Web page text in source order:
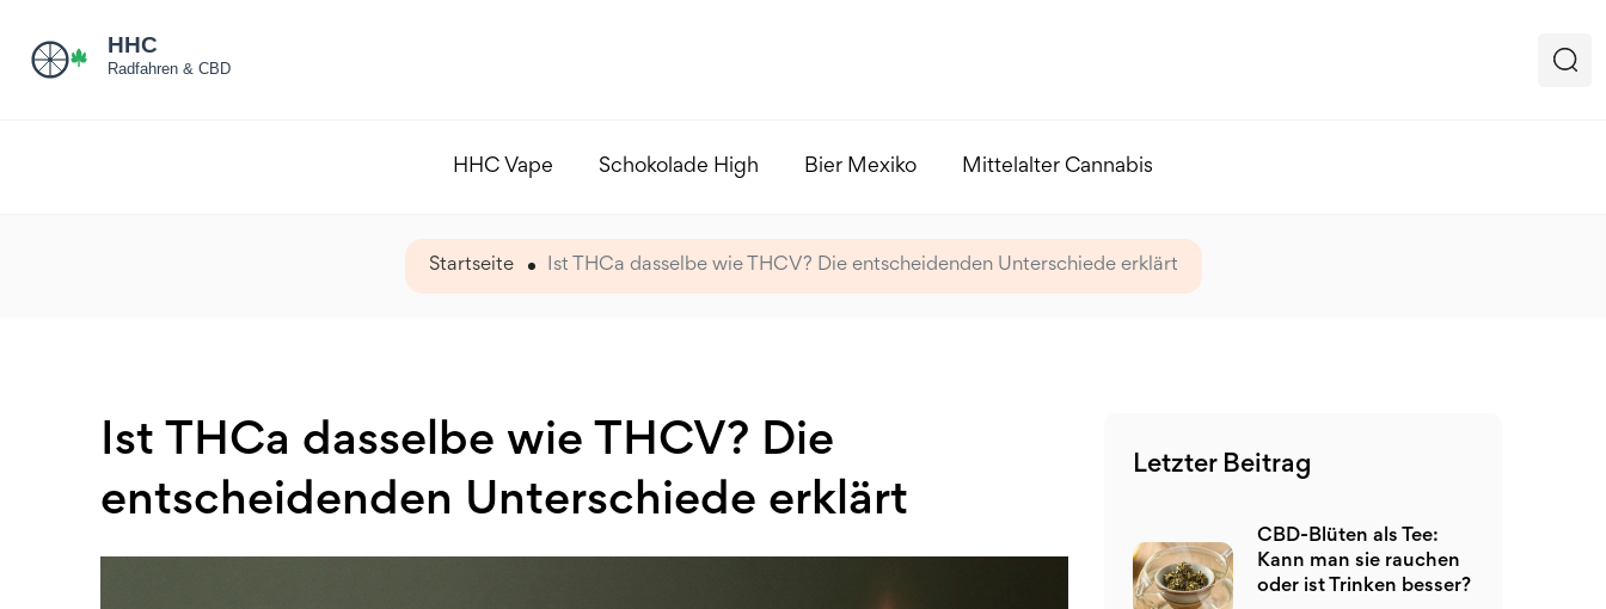
HHC Vape Schokolade High Bier Mexiko Mittelalter Cannabis
Startseite Ist THCa dasselbe wie THCV? Die entscheidenden Unterschiede erklärt
Ist THCa dasselbe wie THCV? Die
entscheidenden Unterschiede erklärt
Letzter Beitrag
CBD-Blüten als Tee:
Kann man sie rauchen
oder ist Trinken besser?